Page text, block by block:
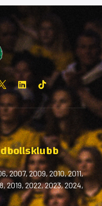
2007, 2009, 2010, 2011,
2019, 2022, 2023, 2024,